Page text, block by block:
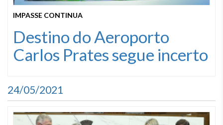
IMPASSE CONTINUA
Destino do Aeroporto
Carlos Prates segue incerto
24/05/2021